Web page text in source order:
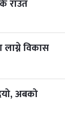
राउत
लाग्ने विकास
अबको